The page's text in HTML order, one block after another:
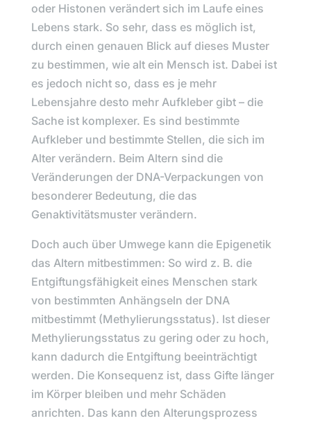
oder Histonen verändert sich im Laufe eines
Lebens stark. So sehr, dass es möglich ist,
durch einen genauen Blick auf dieses Muster
zu bestimmen, wie alt ein Mensch ist. Dabei ist
es jedoch nicht so, dass es je mehr
Lebensjahre desto mehr Aufkleber gibt – die
Sache ist komplexer. Es sind bestimmte
Aufkleber und bestimmte Stellen, die sich im
Alter verändern. Beim Altern sind die
Veränderungen der DNA-Verpackungen von
besonderer Bedeutung, die das
Genaktivitätsmuster verändern.
Doch auch über Umwege kann die Epigenetik
das Altern mitbestimmen: So wird z. B. die
Entgiftungsfähigkeit eines Menschen stark
von bestimmten Anhängseln der DNA
mitbestimmt (Methylierungsstatus). Ist dieser
Methylierungsstatus zu gering oder zu hoch,
kann dadurch die Entgiftung beeinträchtigt
werden. Die Konsequenz ist, dass Gifte länger
im Körper bleiben und mehr Schäden
anrichten. Das kann den Alterungsprozess